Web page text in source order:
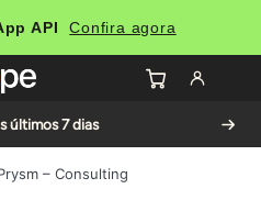
API Confira agora
últimos 7 dias
– Consulting